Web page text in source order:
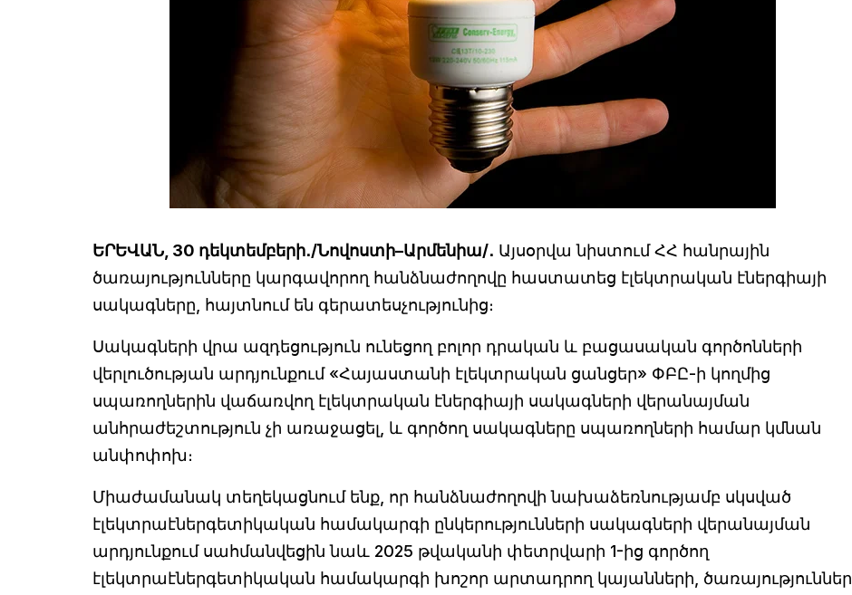
ԵՐԵՎԱՆ, 30 դեկտեմբերի․/Նովոստի–Արմենիա/․ Այսօրվա նիստում ՀՀ հանրային
ծառայությունները կարգավորող հանձնաժողովը հաստատեց էլեկտրական էներգիայի
սակագները, հայտնում են գերատեսչությունից։
Սակագների վրա ազդեցություն ունեցող բոլոր դրական և բացասական գործոնների
վերլուծության արդյունքում «Հայաստանի էլեկտրական ցանցեր» ՓԲԸ-ի կողմից
սպառողներին վաճառվող էլեկտրական էներգիայի սակագների վերանայման
անհրաժեշտություն չի առաջացել, և գործող սակագները սպառողների համար կմնան
անփոփոխ։
Միաժամանակ տեղեկացնում ենք, որ հանձնաժողովի նախաձեռնությամբ սկսված
էլեկտրաէներգետիկական համակարգի ընկերությունների սակագների վերանայման
արդյունքում սահմանվեցին նաև 2025 թվականի փետրվարի 1-ից գործող
էլեկտրաէներգետիկական համակարգի խոշոր արտադրող կայանների, ծառայություններ